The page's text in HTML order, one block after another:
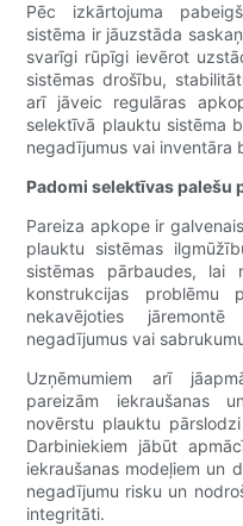
Pēc izkārtojuma
sistēma ir jāuzstāda
svarīgi rūpīgi ievērot
sistēmas drošību,
arī jāveic regulāras
selektīvā plauktu sistēma
negadījumus vai inventāra
Padomi selektīvas palešu
Pareiza apkope ir
plauktu sistēmas
sistēmas pārbaudes, lai
konstrukcijas problēmu
nekavējoties
negadījumus vai
Uzņēmumiem arī
pareizām iekraušanas
novērstu plauktu
Darbiniekiem jābūt
iekraušanas modeļiem un
negadījumu risku un
integritāti.